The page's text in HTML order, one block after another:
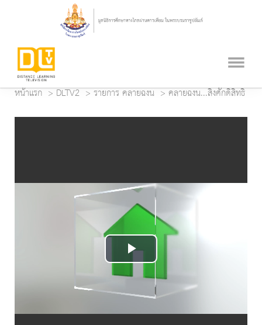
หน้าแรก DLTV2 รายการ คลายฉงน คลายฉงน...สิ่งศักดิ์สิทธิ์
Play
Video